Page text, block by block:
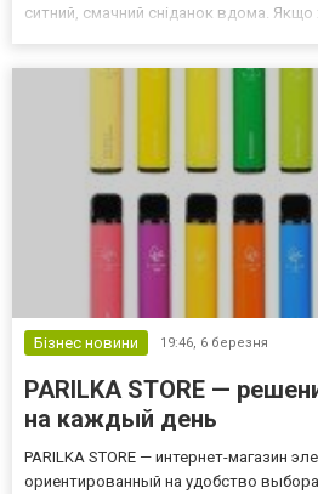
ситний, смачний сніданок вдома. Якщо
Бізнес новини 19:46, 6 березня
PARILKA STORE —
на каждый день
PARILKA STORE — интернет-магазин
ориентированный на удобство